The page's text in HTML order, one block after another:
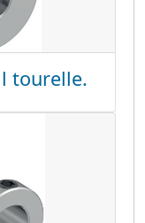
tourelle.